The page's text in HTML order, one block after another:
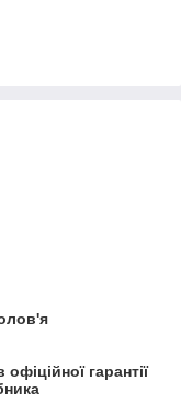
офіційної гарантії